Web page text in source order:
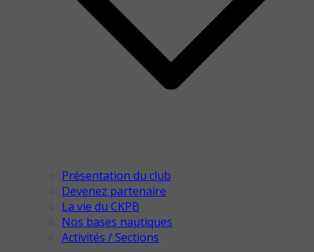
Présentation du club
Devenez partenaire
La vie du CKPB
Nos bases nautiques
Activités / Sections